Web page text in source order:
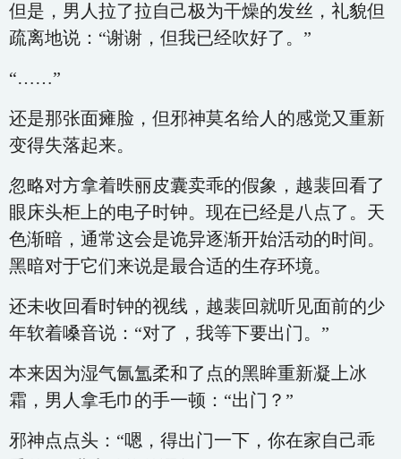
但是，男人拉了拉自己极为干燥的发丝，礼貌但
疏离地说：“谢谢，但我已经吹好了。”
“……”
还是那张面瘫脸，但邪神莫名给人的感觉又重新
变得失落起来。
忽略对方拿着昳丽皮囊卖乖的假象，越裴回看了
眼床头柜上的电子时钟。现在已经是八点了。天
色渐暗，通常这会是诡异逐渐开始活动的时间。
黑暗对于它们来说是最合适的生存环境。
还未收回看时钟的视线，越裴回就听见面前的少
年软着嗓音说：“对了，我等下要出门。”
本来因为湿气氤氲柔和了点的黑眸重新凝上冰
霜，男人拿毛巾的手一顿：“出门？”
邪神点点头：“嗯，得出门一下，你在家自己乖